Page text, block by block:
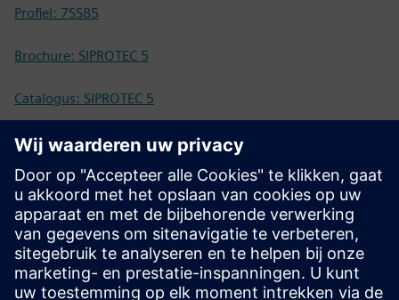
Profiel: 7SS85
Brochure: SIPROTEC 5
Catalogus: SIPROTEC 5
Technische documentatie
Technische documentatie, firmware, voorbeelden van
softwaretoepassingen en veelgestelde vragen (SIOS)
Online winkel - Industry Mall
SIPROTEC 7SS85